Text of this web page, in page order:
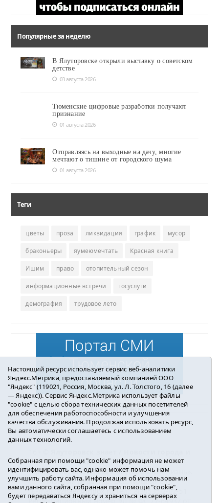
Популярные за неделю
В Ялуторовске открыли выставку о советском
детстве
03 августа 2026
Тюменские цифровые разработки получают
признание
01 августа 2026
Отправляясь на выходные на дачу, многие
мечтают о тишине от городского шума
01 августа 2026
Теги
цветы проза ликвидация график мусор
браконьеры яумеюмечтать Красная книга
Ишим право отопительный сезон
информационные встречи госуслуги
демография трудовое лето
Погода в Ялуторовске
района2016-2023
Учредитель: АНО «ИИЦ « Ялуторовская жизнь».
Главный редактор: Вешкурцева С.П.
E-mail:yznaet@inbox.ruТел.: 8(34535)2-02-51
Регистрационный номер ЭЛ № ФС 77-64937 от
Настоящий ресурс использует сервис веб-аналитики
Яндекс.Метрика, предоставляемый компанией ООО
"Яндекс" (119021, Россия, Москва, ул. Л. Толстого, 16 (далее
— Яндекс)). Сервис Яндекс.Метрика использует файлы
"cookie" с целью сбора технических данных посетителей
для обеспечения работоспособности и улучшения
качества обслуживания. Продолжая использовать ресурс,
Вы автоматически соглашаетесь с использованием
данных технологий.
Собранная при помощи "cookie" информация не может
идентифицировать вас, однако может помочь нам
улучшить работу сайта. Информация об использовании
вами данного сайта, собранная при помощи "cookie",
будет передаваться Яндексу и храниться на серверах